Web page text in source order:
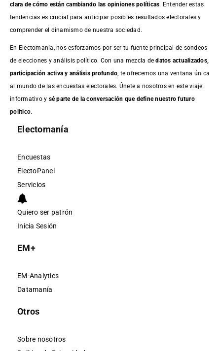
clara de cómo están cambiando las opiniones políticas. Entender estas
tendencias es crucial para anticipar posibles resultados electorales y
comprender el dinamismo de nuestra sociedad.
En Electomanía, nos esforzamos por ser tu fuente principal de sondeos
de elecciones y análisis político. Con una mezcla dedatos actualizados,
participación activa y análisis profundo , te ofrecemos una ventana única
al mundo de las encuestas electorales. Únete a nosotros en este viaje
informativo y sé parte de la conversación que define nuestro futuro
político.
Electomanía
Encuestas
ElectoPanel
Servicios
Quiero ser patrón
Inicia Sesión
EM+
EM-Analytics
Datamanía
Otros
Sobre nosotros